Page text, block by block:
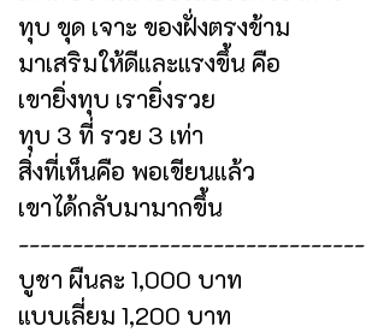
ทุบ ขุด เจาะ ของฝั่งตรงข้าม
มาเสริมให้ดีและแรงขึ้น คือ
เขายิ่งทุบ เรายิ่งรวย
ทุบ 3 ที่ รวย 3 เท่า
สิ่งที่เห็นคือ พอเขียนแล้ว
เขาได้กลับมามากขึ้น
--------------------------------
บูชา ผืนละ 1,000 บาท
แบบเลี่ยม 1,200 บาท